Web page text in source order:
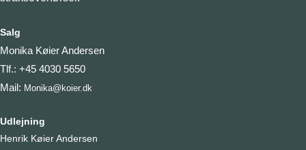
Salg
Monika Køier Andersen
Tlf.: +45 4030 5650
Mail: Monika@koier.dk
Udlejning
Henrik Køier Andersen